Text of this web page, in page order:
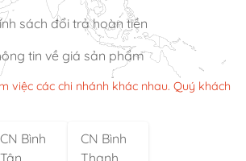
sách đổi trả hoàn tiền
tin về giá sản phẩm
việc các chi nhánh khác nhau. Quý khách
CN Bình
Tân
CN Bình
Thạnh